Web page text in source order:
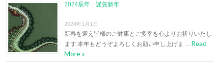
2024辰年 謹賀新年
2024年1月1日
新春を迎え皆様のご健康とご多幸を心よりお祈りいたし
ます 本年もどうぞよろしくお願い申し上げま …Read
More »